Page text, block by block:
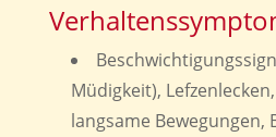
Müdigkeit),
langsame Bewegungen,